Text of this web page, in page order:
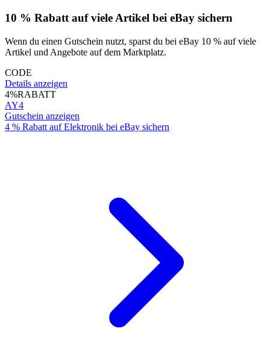
10 % Rabatt auf viele Artikel bei eBay sichern
Wenn du einen Gutschein nutzt, sparst du bei eBay 10 % auf viele
Artikel und Angebote auf dem Marktplatz.
CODE
Details anzeigen
4%RABATT
AY4
Gutschein anzeigen
4 % Rabatt auf Elektronik bei eBay sichern